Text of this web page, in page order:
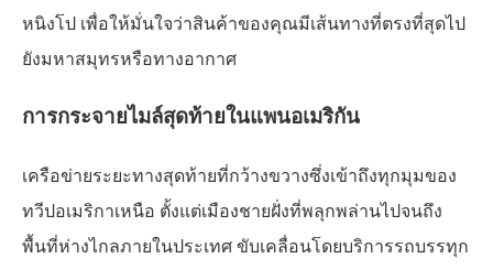
หนิงโป เพื่อให้มั่นใจว่าสินค้าของคุณมีเส้นทางที่ตรงที่สุดไป
ยังมหาสมุทรหรือทางอากาศ
การกระจายไมล์สุดท้ายในแพนอเมริกัน
เครือข่ายระยะทางสุดท้ายที่กว้างขวางซึ่งเข้าถึงทุกมุมของ
ทวีปอเมริกาเหนือ ตั้งแต่เมืองชายฝั่งที่พลุกพล่านไปจนถึง
พื้นที่ห่างไกลภายในประเทศ ขับเคลื่อนโดยบริการรถบรรทุก